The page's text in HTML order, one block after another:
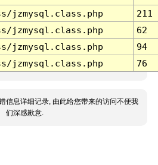
jzmysql.class.php
211
jzmysql.class.php
62
jzmysql.class.php
94
jzmysql.class.php 76
信息详细记录, 由此给您带来的访问不便我
们深感歉意.